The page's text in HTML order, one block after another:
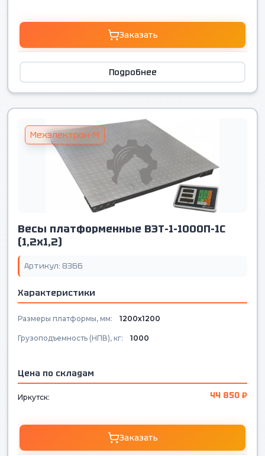
Заказать
Подробнее
Мехэлектрон-М
Весы платформенные ВЭТ-1-1000П-1С
(1,2х1,2)
Артикул: 8366
Характеристики
Размеры платформы, мм: 1200х1200
Грузоподъемность (НПВ), кг: 1000
Цена по складам
Иркутск: 44 850 ₽
Заказать